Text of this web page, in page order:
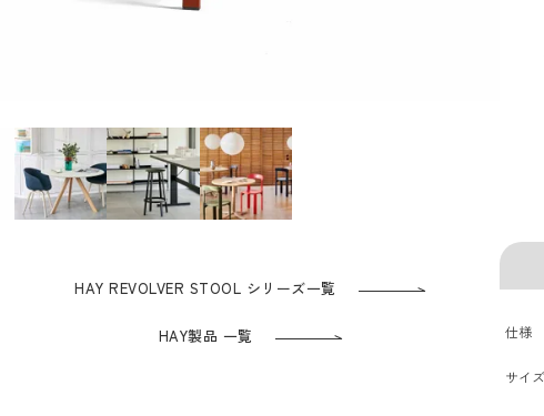
HAY REVOLVER STOOL シリーズ一覧
HAY製品 一覧 仕様
サイズ